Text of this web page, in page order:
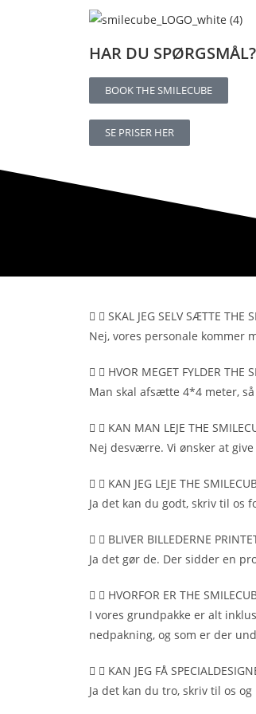
HAR DU
BOOK THE SMILECUBE
SE PRISER HER
SKAL JEG SELV SÆTTE THE
Nej, vores personale kommer
HVOR MEGET FYLDER THE
Man skal afsætte 4*4 meter,
KAN MAN LEJE THE
Nej desværre. Vi ønsker at
KAN JEG LEJE THE
Ja det kan du godt, skriv til os
BLIVER BILLEDERNE
Ja det gør de. Der sidder en
HVORFOR ER THE
I vores grundpakke er alt
nedpakning, og som er der
KAN JEG FÅ
Ja det kan du tro, skriv til os